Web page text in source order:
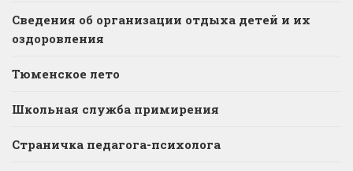
Сведения об организации отдыха детей и их
оздоровления
Тюменское лето
Школьная служба примирения
Страничка педагога-психолога